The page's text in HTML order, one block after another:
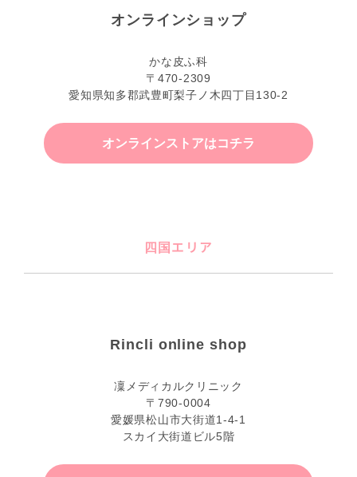
オンラインショップ
かな皮ふ科
〒470-2309
愛知県知多郡武豊町梨子ノ木四丁目130-2
オンラインストアはコチラ
四国エリア
Rincli online shop
凜メディカルクリニック
〒790-0004
愛媛県松山市大街道1-4-1
スカイ大街道ビル5階